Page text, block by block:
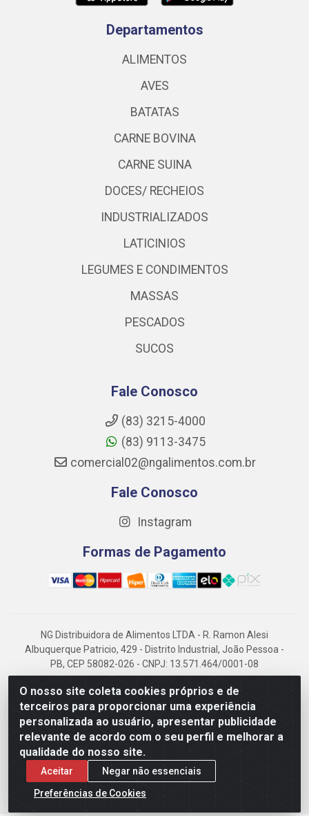
O nosso site coleta cookies próprios e de
terceiros para proporcionar uma experiência
personalizada ao usuário, apresentar publicidade
relevante de acordo com o seu perfil e melhorar a
qualidade do nosso site.
Aceitar
Negar não essenciais
Preferências de Cookies
Departamentos
ALIMENTOS
AVES
BATATAS
CARNE BOVINA
CARNE SUINA
DOCES/ RECHEIOS
INDUSTRIALIZADOS
LATICINIOS
LEGUMES E CONDIMENTOS
MASSAS
PESCADOS
SUCOS
Fale Conosco
(83) 3215-4000
(83) 9113-3475
comercial02@ngalimentos.com.br
Fale Conosco
Instagram
Formas de Pagamento
NG Distribuidora de Alimentos LTDA - R. Ramon Alesi
Albuquerque Patricio, 429 - Distrito Industrial, João Pessoa -
PB, CEP 58082-026 - CNPJ: 13.571.464/0001-08
NG Alimentos, há mais de 14 anos no mercado paraibano, é
referência em frigorificados, destacando-se pela logística
eficiente e excelência.